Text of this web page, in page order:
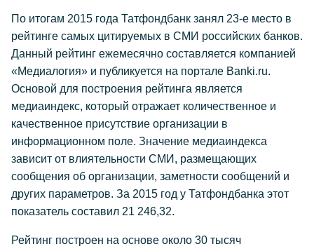
По итогам 2015 года Татфондбанк занял 23-е место в
рейтинге самых цитируемых в СМИ российских банков.
Данный рейтинг ежемесячно составляется компанией
«Медиалогия» и публикуется на портале Banki.ru.
Основой для построения рейтинга является
медиаиндекс, который отражает количественное и
качественное присутствие организации в
информационном поле. Значение медиаиндекса
зависит от влиятельности СМИ, размещающих
сообщения об организации, заметности сообщений и
других параметров. За 2015 год у Татфондбанка этот
показатель составил 21 246,32.
Рейтинг построен на основе около 30 тысяч